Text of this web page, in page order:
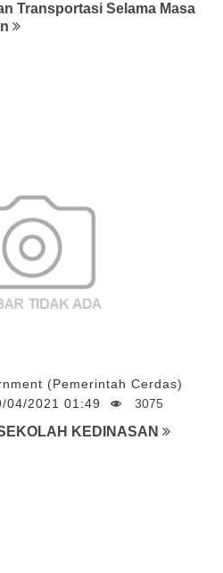
Transportasi Selama Masa
(Pemerintah Cerdas)
04/2021 01:49 3075
KEDINASAN